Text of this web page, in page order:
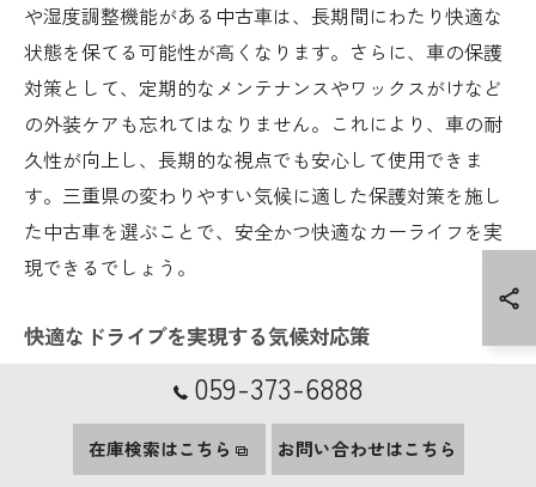
や湿度調整機能がある中古車は、長期間にわたり快適な
状態を保てる可能性が高くなります。さらに、車の保護
対策として、定期的なメンテナンスやワックスがけなど
の外装ケアも忘れてはなりません。これにより、車の耐
久性が向上し、長期的な視点でも安心して使用できま
す。三重県の変わりやすい気候に適した保護対策を施し
た中古車を選ぶことで、安全かつ快適なカーライフを実
現できるでしょう。
快適なドライブを実現する気候対応策
三重県独特の気候に対応した快適なドライブを実現する
ためには、いくつかの重要なポイントを押さえておくこ
とが必要です。まず、エアコンや空気清浄機能は必須の
059-373-6888
在庫検索はこちら お問い合わせはこちら